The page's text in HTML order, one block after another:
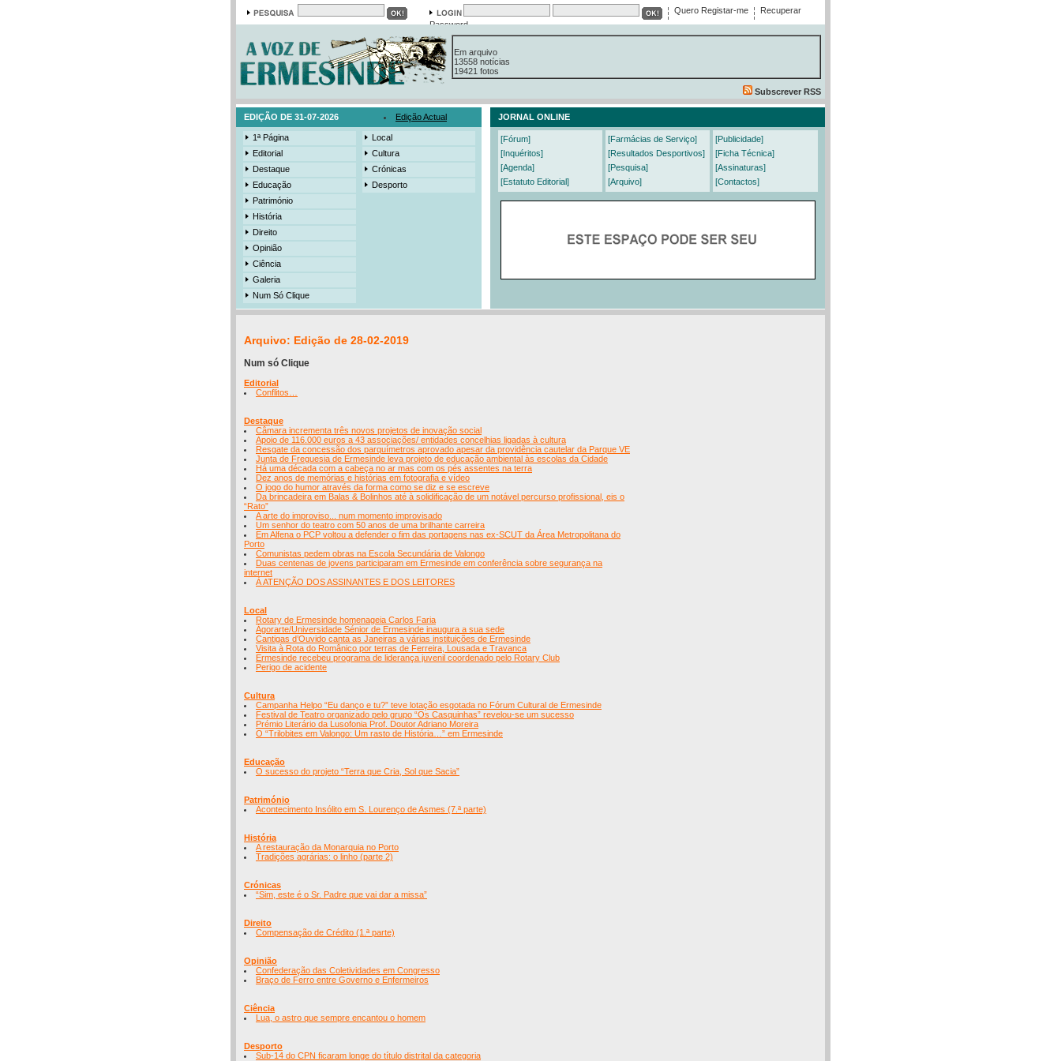
Quero Registar-me
Recuperar
Password
Em arquivo
13558 notícias
19421 fotos
385 edições
Subscrever RSS
EDIÇÃO DE 31-07-2026 Edição Actual JORNAL ONLINE
1ª Página
Editorial
Destaque
Educação
Património
História
Direito
Opinião
Ciência
Galeria
Num Só Clique
Local
Cultura
Crónicas
Desporto
[Fórum]
[Inquéritos]
[Agenda]
[Estatuto Editorial]
[Farmácias de Serviço]
[Resultados Desportivos]
[Pesquisa]
[Arquivo]
[Publicidade]
[Ficha Técnica]
[Assinaturas]
[Contactos]
Arquivo: Edição de 28-02-2019
Num só Clique
Editorial
Conflitos…
Destaque
Câmara incrementa três novos projetos de inovação social
Apoio de 116.000 euros a 43 associações/ entidades concelhias ligadas à cultura
Resgate da concessão dos parquímetros aprovado apesar da providência cautelar da Parque VE
Junta de Freguesia de Ermesinde leva projeto de educação ambiental às escolas da Cidade
Há uma década com a cabeça no ar mas com os pés assentes na terra
Dez anos de memórias e histórias em fotografia e vídeo
O jogo do humor através da forma como se diz e se escreve
Da brincadeira em Balas & Bolinhos até à solidificação de um notável percurso profissional, eis o
“Rato”
A arte do improviso... num momento improvisado
Um senhor do teatro com 50 anos de uma brilhante carreira
Em Alfena o PCP voltou a defender o fim das portagens nas ex-SCUT da Área Metropolitana do
Porto
Comunistas pedem obras na Escola Secundária de Valongo
Duas centenas de jovens participaram em Ermesinde em conferência sobre segurança na
internet
À ATENÇÃO DOS ASSINANTES E DOS LEITORES
Local
Rotary de Ermesinde homenageia Carlos Faria
Ágorarte/Universidade Sénior de Ermesinde inaugura a sua sede
Cantigas d’Ouvido canta as Janeiras a várias instituições de Ermesinde
Visita à Rota do Românico por terras de Ferreira, Lousada e Travanca
Ermesinde recebeu programa de liderança juvenil coordenado pelo Rotary Club
Perigo de acidente
Cultura
Campanha Helpo “Eu danço e tu?” teve lotação esgotada no Fórum Cultural de Ermesinde
Festival de Teatro organizado pelo grupo “Os Casquinhas” revelou-se um sucesso
Prémio Literário da Lusofonia Prof. Doutor Adriano Moreira
O “Trilobites em Valongo: Um rasto de História…” em Ermesinde
Educação
O sucesso do projeto “Terra que Cria, Sol que Sacia”
Património
Acontecimento Insólito em S. Lourenço de Asmes (7.ª parte)
História
A restauração da Monarquia no Porto
Tradições agrárias: o linho (parte 2)
Crónicas
“Sim, este é o Sr. Padre que vai dar a missa”
Direito
Compensação de Crédito (1.ª parte)
Opinião
Confederação das Coletividades em Congresso
Braço de Ferro entre Governo e Enfermeiros
Ciência
Lua, o astro que sempre encantou o homem
Desporto
Sub-14 do CPN ficaram longe do título distrital da categoria